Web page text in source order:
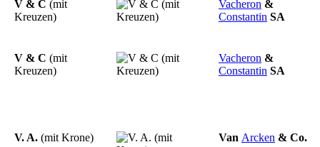
V & C (mit
Kreuzen)
Vacheron &
Constantin SA
V & C (mit
Kreuzen)
Vacheron &
Constantin SA
V. A. (mit Krone) Van Arcken & Co.